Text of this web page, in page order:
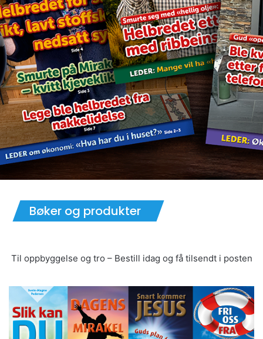
Bøker og produkter
Til oppbyggelse og tro – Bestill idag og få tilsendt i posten